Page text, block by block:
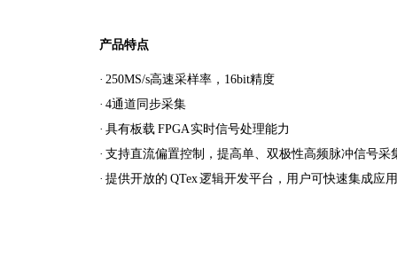
产品特点
· 250MS/s高速采样率，16bit精度
· 4通道同步采集
· 具有板载 FPGA 实时信号处理能力
· 支持直流偏置控制，提高单、双极性高频脉冲信号采
· 提供开放的 QTex 逻辑开发平台，用户可快速集成应